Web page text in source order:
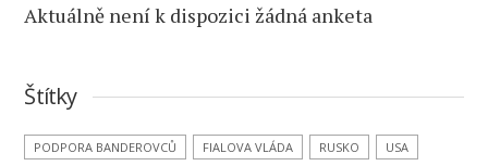
Aktuálně není k dispozici žádná anketa
Štítky
PODPORA BANDEROVCŮ FIALOVA VLÁDA RUSKO
USA